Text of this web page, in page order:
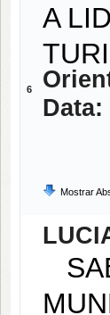
6
A
Data:
Mostrar